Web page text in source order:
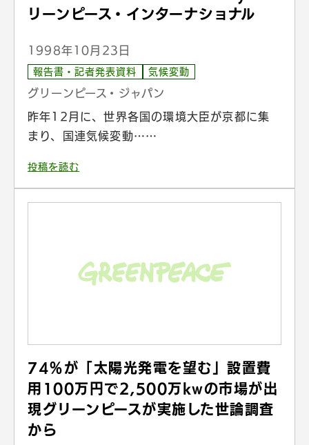
リーンピース・インターナショナル
1998年10月23日
報告書・記者発表資料 気候変動
グリーンピース・ジャパン
昨年12月に、世界各国の環境大臣が京都に集
まり、国連気候変動……
投稿を読む
74％が「太陽光発電を望む」設置費
用100万円で2,500万kwの市場が出
現グリーンピースが実施した世論調査
から